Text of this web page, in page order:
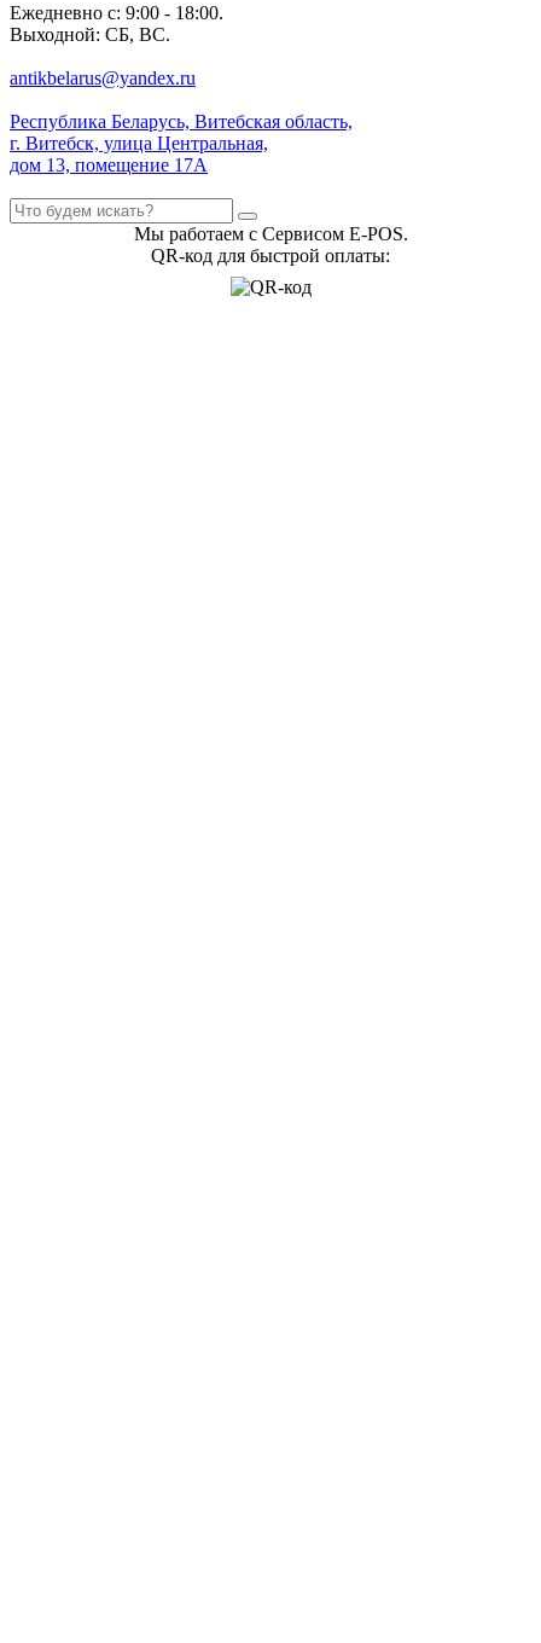
Ежедневно с: 9:00 - 18:00.
Выходной: СБ, ВС.
antikbelarus@yandex.ru
Республика Беларусь, Витебская область,
г. Витебск, улица Центральная,
дом 13, помещение 17А
Мы работаем с Сервисом E-POS.
QR-код для быстрой оплаты: